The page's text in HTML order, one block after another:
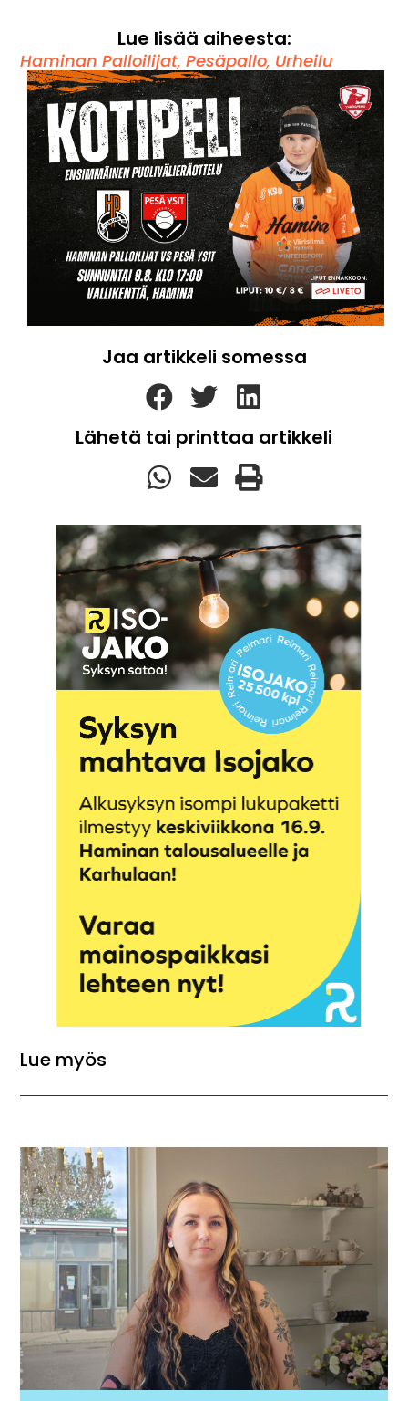
Lue lisää aiheesta:
Haminan Palloilijat,Pesäpallo, Urheilu
Jaa artikkeli somessa
Lähetä tai printtaa artikkeli
Lue myös